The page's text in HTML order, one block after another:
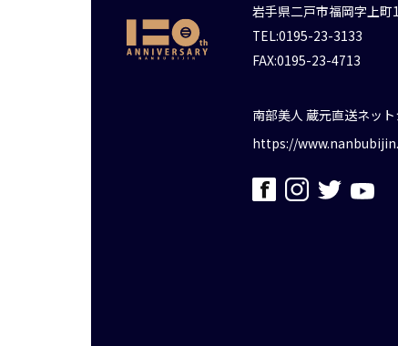
岩手県二戸市福岡字上町
TEL:0195-23-3133
FAX:0195-23-4713
南部美人 蔵元直送ネッ
https://